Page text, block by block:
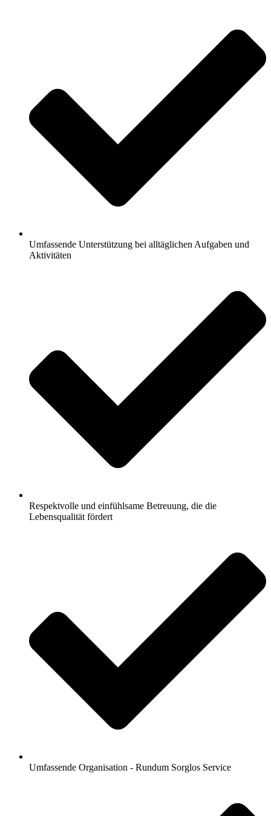
Umfassende Unterstützung bei alltäglichen Aufgaben und
Aktivitäten
Respektvolle und einfühlsame Betreuung, die die
Lebensqualität fördert
Umfassende Organisation - Rundum Sorglos Service